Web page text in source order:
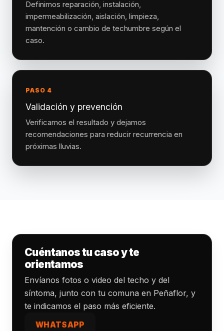
Definimos reparación, instalación,
impermeabilización, aislación, limpieza,
mantención o cambio de techumbre según el
caso.
PASO 4
Validación y prevención
Verificamos el resultado y dejamos
recomendaciones para reducir recurrencia en
próximas lluvias.
Cuéntanos tu caso y te
orientamos
Envíanos fotos o video del techo y del
síntoma, junto con tu comuna en Peñaflor, y
te indicamos el paso más eficiente.
WHATSAPP